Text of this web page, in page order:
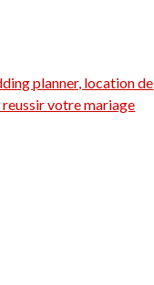
planner, location de
votre mariage